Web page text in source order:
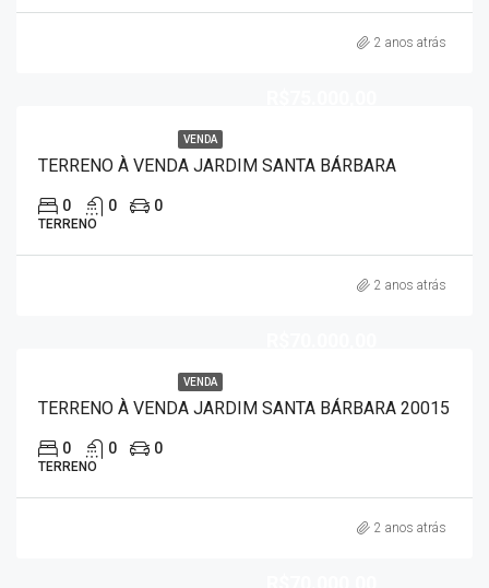
2 anos atrás
VENDA
TERRENO À VENDA JARDIM SANTA BÁRBARA
0 0 0
TERRENO
2 anos atrás
VENDA
TERRENO À VENDA JARDIM SANTA BÁRBARA 20015
0 0 0
TERRENO
2 anos atrás